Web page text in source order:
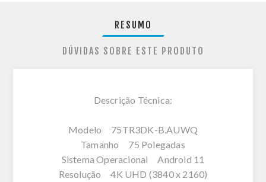
RESUMO
DÚVIDAS SOBRE ESTE PRODUTO
Descrição Técnica:
Modelo 75TR3DK-B.AUWQ
Tamanho 75 Polegadas
Sistema Operacional Android 11
Resolução 4K UHD (3840 x 2160)